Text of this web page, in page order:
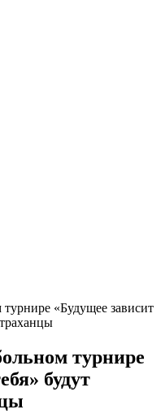
«Будущее зависит
турнире
будут